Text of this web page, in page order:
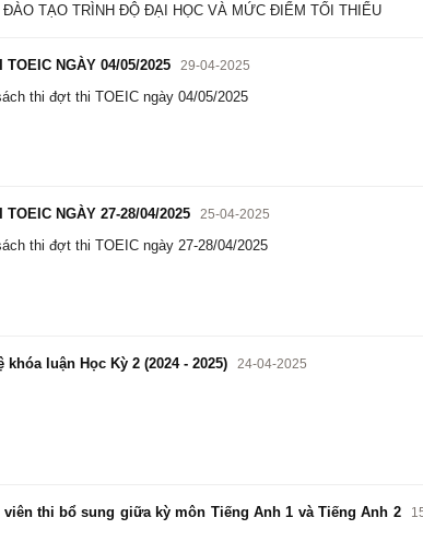
ĐÀO TẠO TRÌNH ĐỘ ĐẠI HỌC VÀ MỨC ĐIỂM TỐI THIỂU
TOEIC NGÀY 04/05/2025 29-04-2025
thi đợt thi TOEIC ngày 04/05/2025
TOEIC NGÀY 27-28/04/2025 25-04-2025
thi đợt thi TOEIC ngày 27-28/04/2025
khóa luận Học Kỳ 2 (2024 - 2025) 24-04-2025
viên thi bổ sung giữa kỳ môn Tiếng Anh 1 và Tiếng Anh 2